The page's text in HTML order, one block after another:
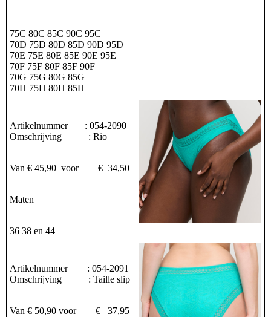
75C 80C 85C 90C 95C
70D 75D 80D 85D 90D 95D
70E 75E 80E 85E 90E 95E
70F 75F 80F 85F 90F
70G 75G 80G 85G
70H 75H 80H 85H
Artikelnummer : 054-2090
Omschrijving : Rio
Van € 45,90 voor € 34,50
Maten
36 38 en 44
Artikelnummer : 054-2091
Omschrijving : Taille slip
Van € 50,90 voor € 37,95